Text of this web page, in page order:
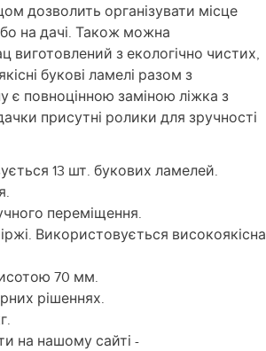
дозволить організувати місце
на дачі. Також можна
виготовлений з екологічно чистих,
букові ламелі разом з
є повноцінною заміною ліжка з
присутні ролики для зручності
13 шт. букових ламелей.
переміщення.
Використовується високоякісна
70 мм.
рішеннях.
на нашому сайті -